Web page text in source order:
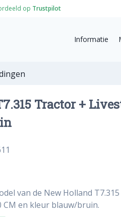
op Trustpilot
Informatie
Tractor +
van de New Holland
CM en kleur blauw/bruin.